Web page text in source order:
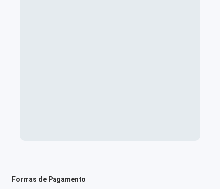
Formas de Pagamento